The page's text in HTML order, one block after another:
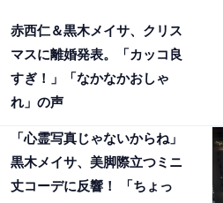
赤西仁＆黒木メイサ、クリス
マスに離婚発表。「カッコ良
すぎ！」「なかなかおしゃ
れ」の声
「心霊写真じゃないからね」
黒木メイサ、美脚際立つミニ
丈コーデに反響！ 「ちょっ